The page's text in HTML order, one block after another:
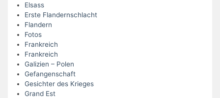
Elsass
Erste Flandernschlacht
Flandern
Fotos
Frankreich
Frankreich
Galizien – Polen
Gefangenschaft
Gesichter des Krieges
Grand Est